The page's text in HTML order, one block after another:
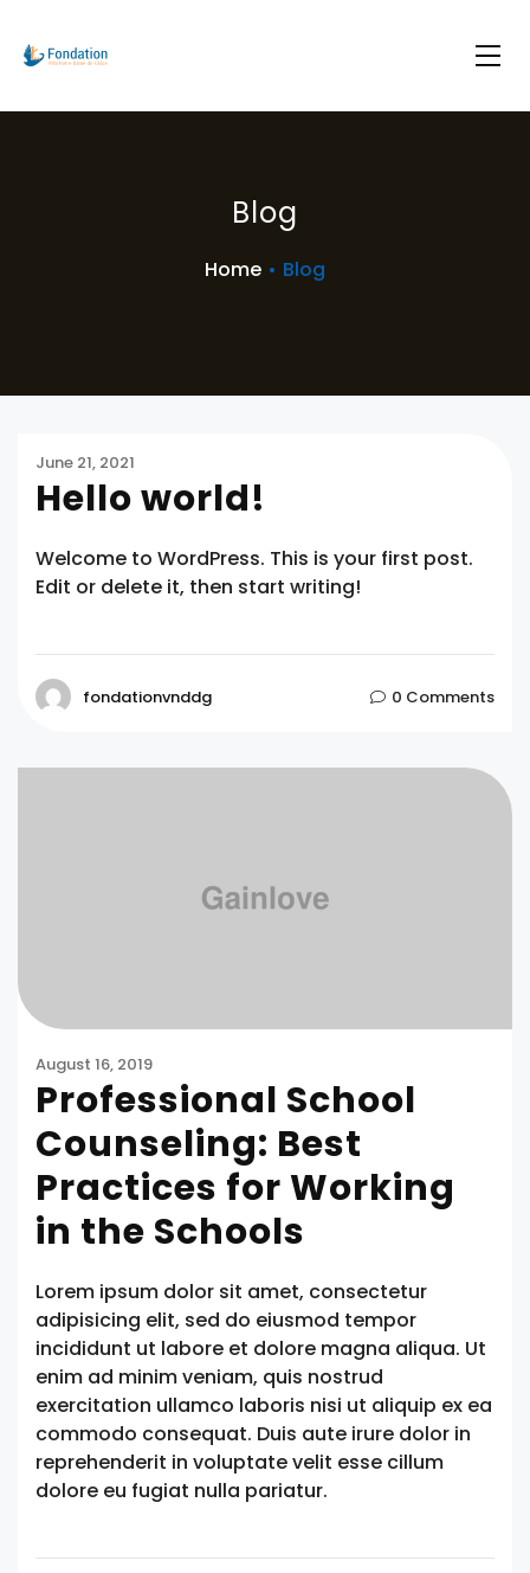
Blog
Home • Blog
June 21, 2021
Hello world!
Welcome to WordPress. This is your first post.
Edit or delete it, then start writing!
fondationvnddg 0 Comments
August 16, 2019
Professional School
Counseling: Best
Practices for Working
in the Schools
Lorem ipsum dolor sit amet, consectetur
adipisicing elit, sed do eiusmod tempor
incididunt ut labore et dolore magna aliqua. Ut
enim ad minim veniam, quis nostrud
exercitation ullamco laboris nisi ut aliquip ex ea
commodo consequat. Duis aute irure dolor in
reprehenderit in voluptate velit esse cillum
dolore eu fugiat nulla pariatur.